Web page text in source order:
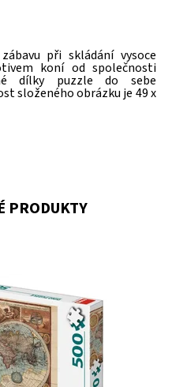
při skládání vysoce
koní od společnosti
dílky puzzle do sebe
složeného obrázku je 49 x
PRODUKTY